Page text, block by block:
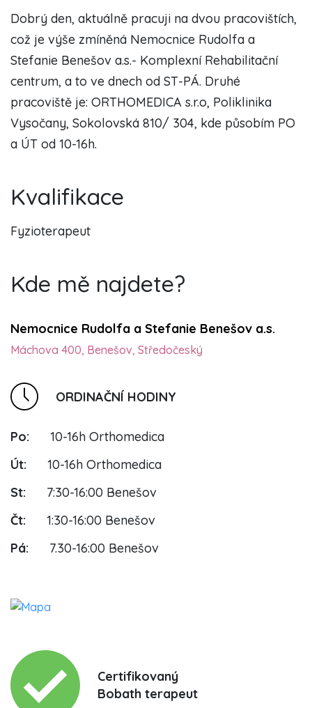
Dobrý den, aktuálně pracuji na dvou pracovištích,
což je výše zmíněná Nemocnice Rudolfa a
Stefanie Benešov a.s.- Komplexní Rehabilitační
centrum, a to ve dnech od ST-PÁ. Druhé
pracoviště je: ORTHOMEDICA s.r.o, Poliklinika
Vysočany, Sokolovská 810/ 304, kde působím PO
a ÚT od 10-16h.
Kvalifikace
Fyzioterapeut
Kde mě najdete?
Nemocnice Rudolfa a Stefanie Benešov a.s.
Máchova 400, Benešov, Středočeský
ORDINAČNÍ HODINY
Po:
10-16h Orthomedica
Út:
10-16h Orthomedica
St:
7:30-16:00 Benešov
Čt:
1:30-16:00 Benešov
Pá:
7.30-16:00 Benešov
Certifikovaný
Bobath terapeut